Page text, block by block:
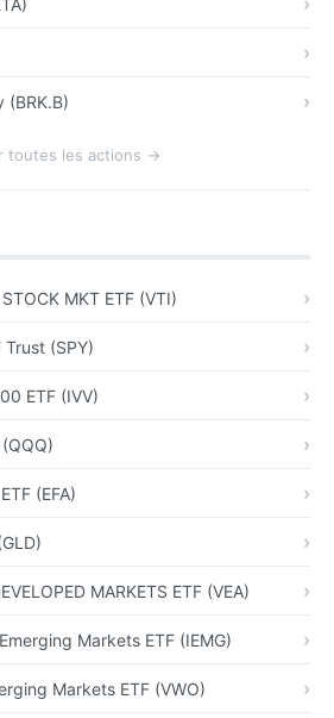
(BRK.B)
toutes les actions →
MKT ETF (VTI)
Trust (SPY)
ETF (IVV)
(EFA)
MARKETS ETF (VEA)
Markets ETF (IEMG)
Markets ETF (VWO)